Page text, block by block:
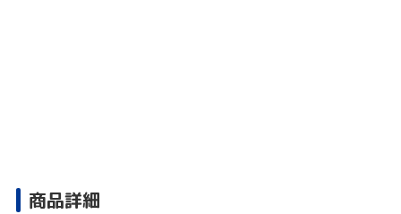
商品詳細